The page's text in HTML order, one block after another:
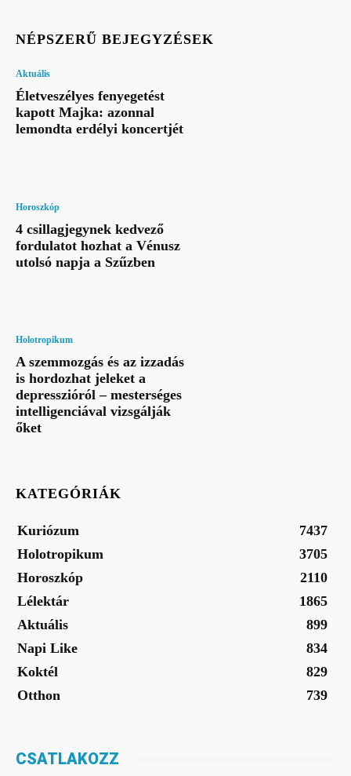
NÉPSZERŰ BEJEGYZÉSEK
Aktuális
Életveszélyes fenyegetést
kapott Majka: azonnal
lemondta erdélyi koncertjét
Horoszkóp
4 csillagjegynek kedvező
fordulatot hozhat a Vénusz
utolsó napja a Szűzben
Holotropikum
A szemmozgás és az izzadás
is hordozhat jeleket a
depresszióról – mesterséges
intelligenciával vizsgálják
őket
KATEGÓRIÁK
Kuriózum
7437
Holotropikum
3705
Horoszkóp
2110
Lélektár
1865
Aktuális
899
Napi Like
834
Koktél
829
Otthon
739
CSATLAKOZZ